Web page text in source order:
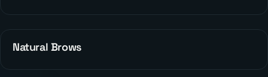
REFERENZEN
Natural Brows